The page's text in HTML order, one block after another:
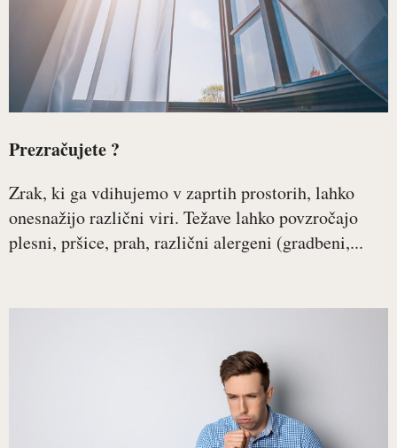
Prezračujete ?
Zrak, ki ga vdihujemo v zaprtih prostorih, lahko
onesnažijo različni viri. Težave lahko povzročajo
plesni, pršice, prah, različni alergeni (gradbeni,...